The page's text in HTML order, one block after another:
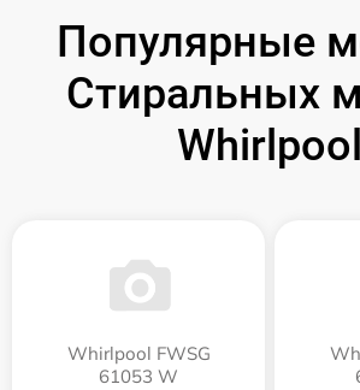
Популярные
Стиральных
Whirlpool
Whirlpool FWSG
61053 W